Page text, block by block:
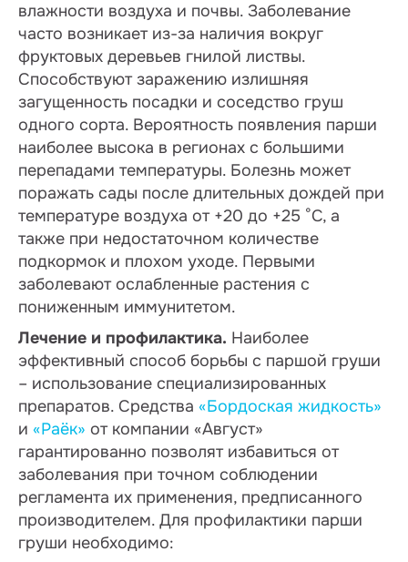
влажности воздуха и почвы. Заболевание
часто возникает из-за наличия вокруг
фруктовых деревьев гнилой листвы.
Способствуют заражению излишняя
загущенность посадки и соседство груш
одного сорта. Вероятность появления парши
наиболее высока в регионах с большими
перепадами температуры. Болезнь может
поражать сады после длительных дождей при
температуре воздуха от +20 до +25 °С, а
также при недостаточном количестве
подкормок и плохом уходе. Первыми
заболевают ослабленные растения с
пониженным иммунитетом.
Лечение и профилактика. Наиболее
эффективный способ борьбы с паршой груши
– использование специализированных
препаратов. Средства «Бордоская жидкость»
и «Раёк» от компании «Август»
гарантированно позволят избавиться от
заболевания при точном соблюдении
регламента их применения, предписанного
производителем. Для профилактики парши
груши необходимо: